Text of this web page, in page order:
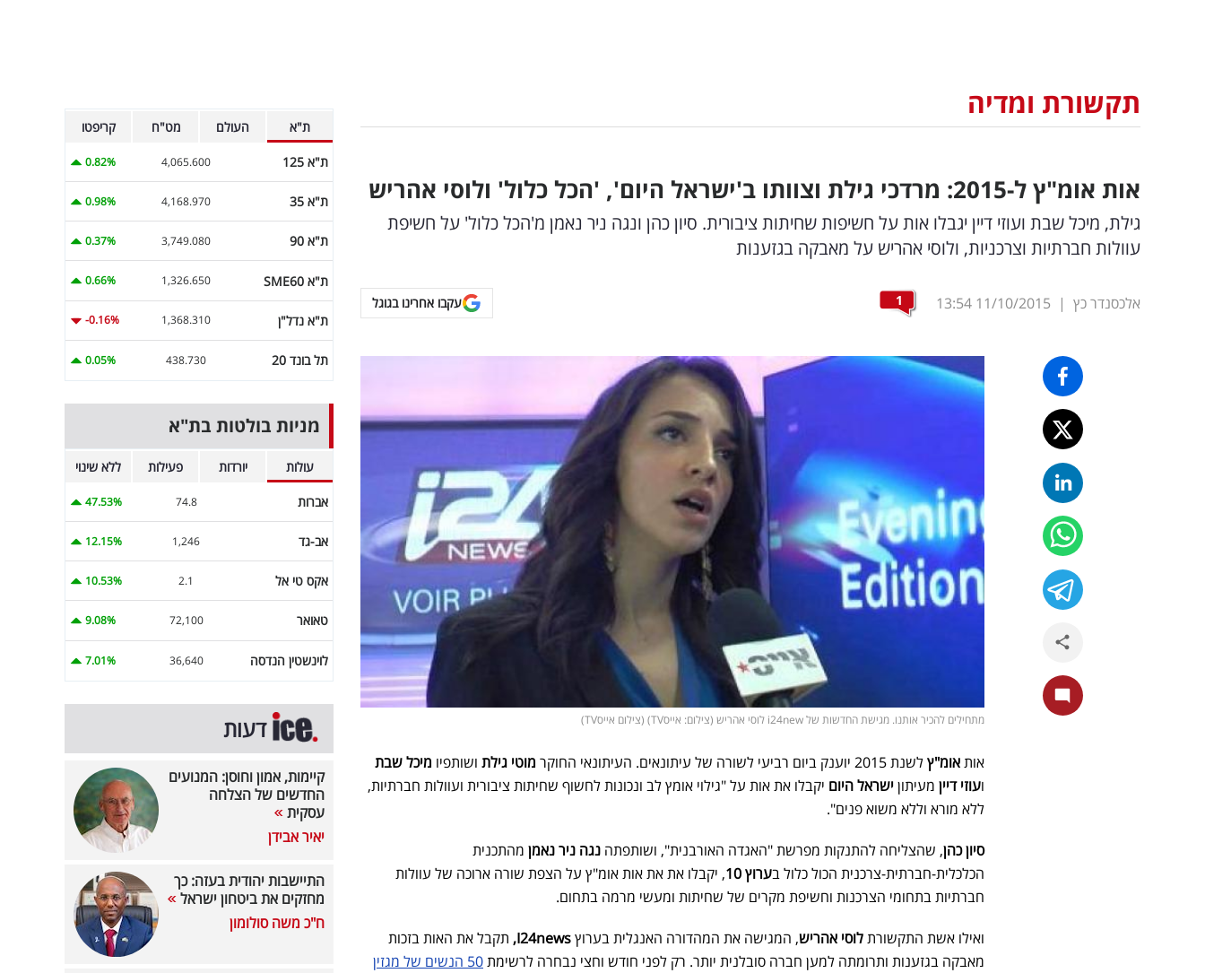
תקשורת ומדיה
אות אומ"ץ ל-2015: מרדכי גילת וצוותו ב'ישראל היום', 'הכל כלול' ולוסי אהריש
גילת, מיכל שבת ועוזי דיין יגבלו אות על חשיפות שחיתות ציבורית. סיון כהן ונגה ניר נאמן מ'הכל כלול' על חשיפת
עוולות חברתיות וצרכניות, ולוסי אהריש על מאבקה בגזענות
אלכסנדר כץ |
11/10/2015
13:54
1 עקבו אחרינו בגוגל
מתחילים להכיר אותנו. מגישת החדשות של i24new לוסי אהריש (צילום: אייסTV) (צילום אייסTV)
אותאומ"ץלשנת 2015 יוענק ביום רביעי לשורה של עיתונאים. העיתונאי החוקר מוטי גילת ושותפיו מיכל שבת
ועוזי דיין מעיתוןישראל היום יקבלו את אות על "גילוי אומץ לב ונכונות לחשוף שחיתות ציבורית ועוולות חברתיות,
ללא מורא וללא משוא פנים".
סיון כהן, שהצליחה להתנקות מפרשת "האגדה האורבנית", ושותפתה נגה ניר נאמן מהתכנית
הכלכלית-חברתית-צרכנית הכול כלול בערוץ 10
, יקבלו את את אות אומ"ץ על הצפת שורה ארוכה של עוולות
חברתיות בתחומי הצרכנות וחשיפת מקרים של שחיתות ומעשי מרמה בתחום.
ואילו אשת התקשורתלוסי אהריש, המגישה את המהדורה האנגלית בערוץI24news, תקבל את האות בזכות
מאבקה בגזענות ותרומתה למען חברה סובלנית יותר. רק לפני חודש וחצי נבחרה לרשימת
50 הנשים של מגזין
ת"א העולם מט"ח קריפטו
ת"א 125 4,065.600
0.82%
ת"א 35 4,168.970
0.98%
ת"א 90 3,749.080
0.37%
ת"א SME60 1,326.650
0.66%
ת"א נדל"ן 1,368.310
-0.16%
תל בונד 20 438.730
0.05%
מניות בולטות בת"א
עולות יורדות פעילות ללא שינוי
אברות 74.8
47.53%
אב-גד 1,246
12.15%
אקס טי אל 2.1
10.53%
טאואר 72,100
9.08%
לוינשטין הנדסה 36,640
7.01%
דעות
קיימות, אמון וחוסן: המנועים
החדשים של הצלחה
עסקית
יאיר אבידן
התיישבות יהודית בעזה: כך
מחזקים את ביטחון ישראל
ח"כ משה סולומון